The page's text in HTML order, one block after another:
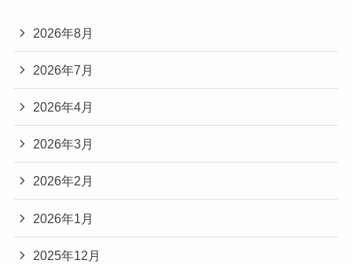
2026年8月
2026年7月
2026年4月
2026年3月
2026年2月
2026年1月
2025年12月